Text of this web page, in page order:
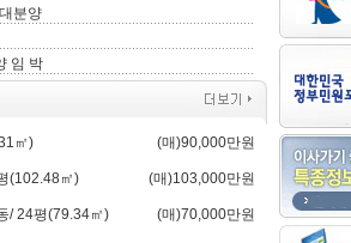
분양
임 박
㎡) (매)90,000만원
(102.48㎡) (매)103,000만원
/ 24평(79.34㎡) (매)70,000만원